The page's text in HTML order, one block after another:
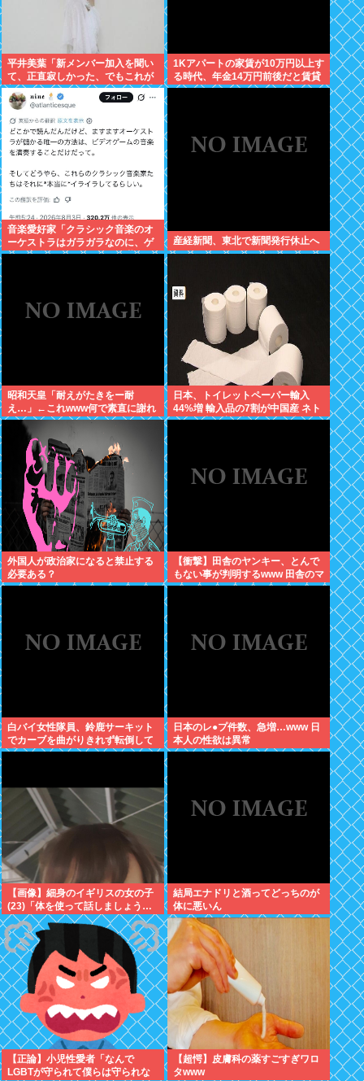
平井美葉「新メンバー加入を聞い
て、正直寂しかった、でもこれが
新しいビヨなんだと、寂しさを受
け止めるこ
1Kアパートの家賃が10万円以上す
る時代、年金14万円前後だと賃貸
の人は無理じゃね？
音楽愛好家「クラシック音楽のオ
ーケストラはガラガラなのに、ゲ
ーム音楽のオーケストラは満員…
産経新聞、東北で新聞発行休止へ
昭和天皇「耐えがたきをー耐
え…」←これwww何で素直に謝れ
ねーの？？！？
日本、トイレットペーパー輸入
44%増 輸入品の7割が中国産 ネト
ウヨ、中国産を拒否し咽び泣きな
外国人が政治家になると禁止する
必要ある？
【衝撃】田舎のヤンキー、とんで
もない事が判明するwww 田舎のマ
イルドヤンキーって何であんなに
白バイ女性隊員、鈴鹿サーキット
でカーブを曲がりきれず転倒して
重傷
日本のレ●プ件数、急増…www 日
本人の性欲は異常
【画像】細身のイギリスの女の子
(23)「体を使って話しましょう…
結局エナドリと酒ってどっちのが
体に悪いん
【正論】小児性愛者「なんで
LGBTが守られて僕らは守られな
【超愕】皮膚科の薬すごすぎワロ
タwww